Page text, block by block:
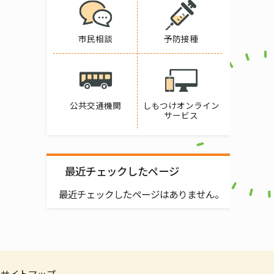
市民相談 予防接種
公共交通機関
しもつけオンライン
サービス
最近チェックしたページ
最近チェックしたページはありません。